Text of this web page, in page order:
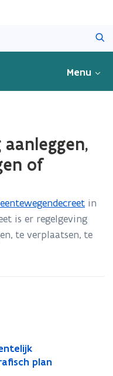
Menu
of
in
is er regelgeving
te verplaatsen, te
plan